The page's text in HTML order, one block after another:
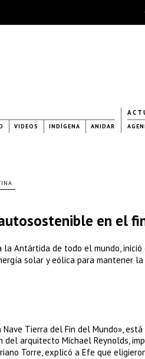
VIDEOS INDÍGENA ANIDAR
en el
la Antártida de todo el mundo,
solar y eólica para mantener
Tierra del Fin del Mundo»,
arquitecto Michael Reynolds,
Torre, explicó a Efe que